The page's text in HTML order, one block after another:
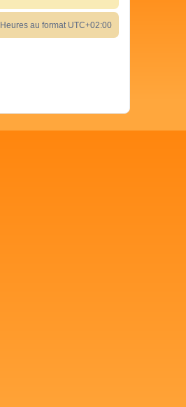
Heures au format UTC+02:00